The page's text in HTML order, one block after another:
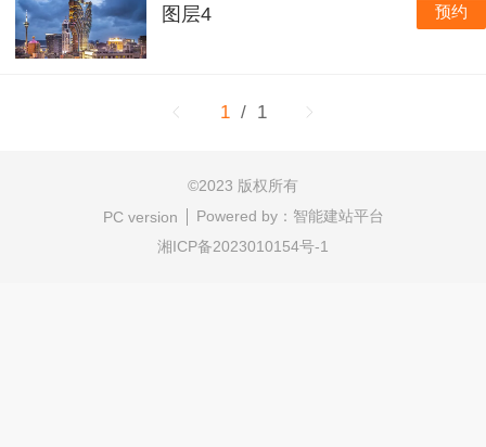
图层4 预约
1 / 1
©2023 版权所有
PC version
Powered by： 智能建站平台
湘ICP备2023010154号-1